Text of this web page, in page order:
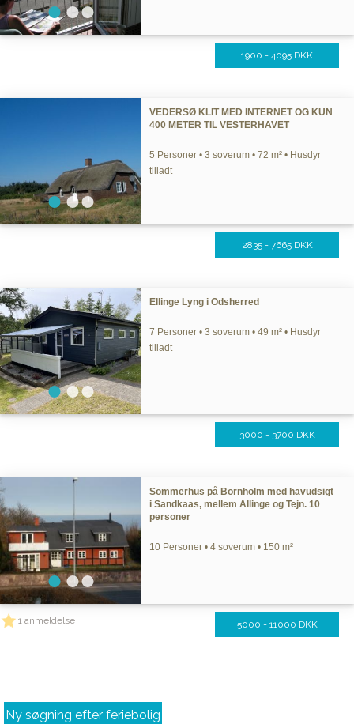
1900 - 4095 DKK
VEDERSØ KLIT MED INTERNET OG KUN
400 METER TIL VESTERHAVET
5 Personer • 3 soverum • 72 m² • Husdyr
tilladt
2835 - 7665 DKK
Ellinge Lyng i Odsherred
7 Personer • 3 soverum • 49 m² • Husdyr
tilladt
3000 - 3700 DKK
Sommerhus på Bornholm med havudsigt
i Sandkaas, mellem Allinge og Tejn. 10
personer
10 Personer • 4 soverum • 150 m²
1 anmeldelse 5000 - 11000 DKK
Ny søgning efter feriebolig